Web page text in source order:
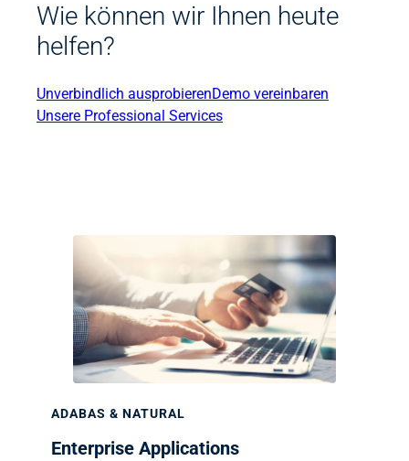
Wie können wir Ihnen heute
helfen?
Unverbindlich ausprobierenDemo vereinbaren
Unsere Professional Services
ADABAS & NATURAL
Enterprise Applications